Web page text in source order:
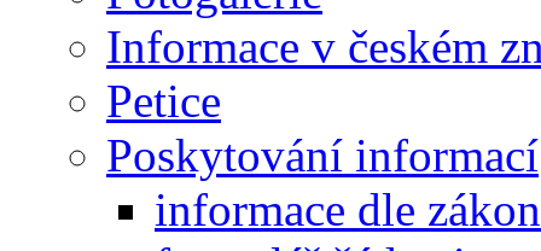
Informace v českém
Petice
Poskytování informací
informace dle